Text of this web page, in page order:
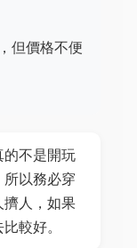
但價格不便
的不是開玩
以務必穿
擠人，如果
較好。